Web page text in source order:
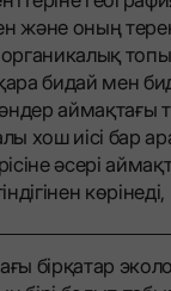
және оның
бидай мен
аймақтағы
иісі бар
әсері
бірқатар